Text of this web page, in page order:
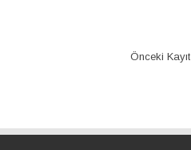
Önceki Kayıt